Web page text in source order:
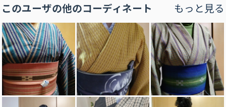
このユーザの他のコーディネート もっと見る